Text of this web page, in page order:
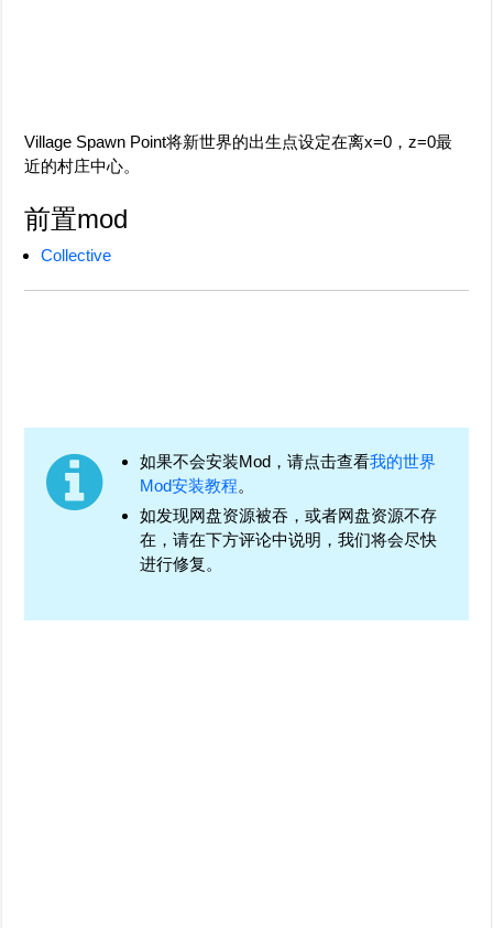
Village Spawn Point将新世界的出生点设定在离x=0，z=0最
近的村庄中心。
前置mod
Collective
如果不会安装Mod，请点击查看我的世界
Mod安装教程。
如发现网盘资源被吞，或者网盘资源不存
在，请在下方评论中说明，我们将会尽快
进行修复。